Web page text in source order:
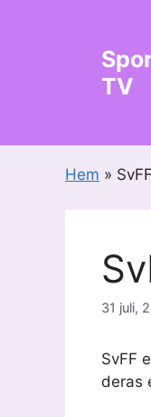
TV
Hem »
31 juli,
SvFF
deras